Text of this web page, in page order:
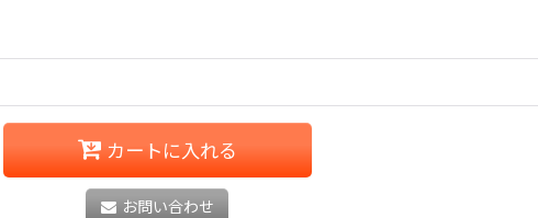
カートに入れる
お問い合わせ